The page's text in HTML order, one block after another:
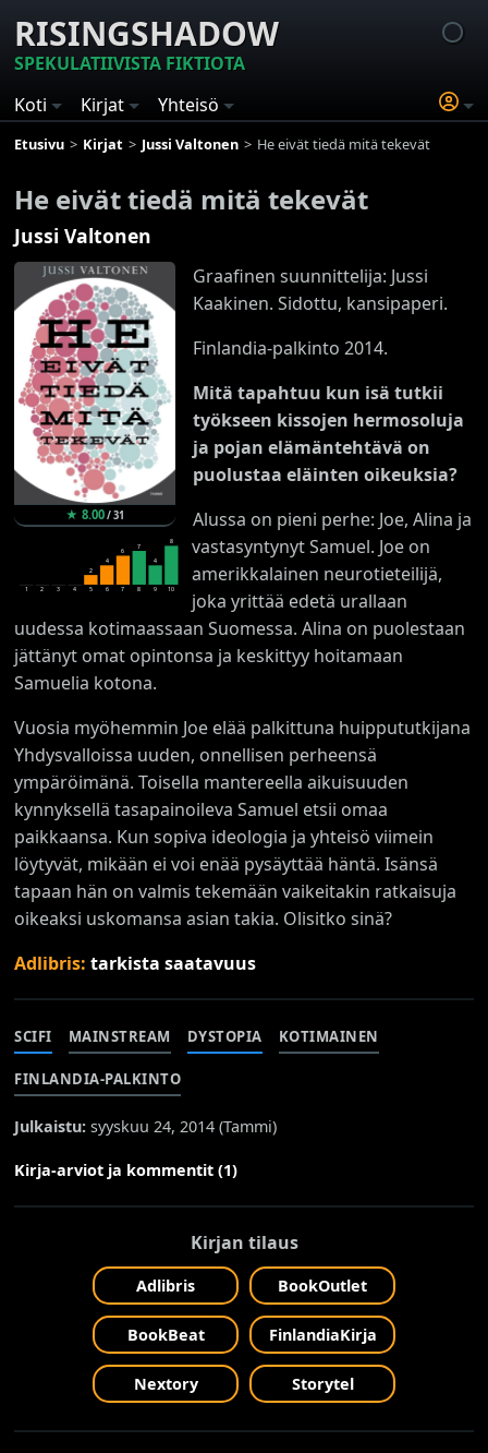
RISINGSHADOW
SPEKULATIIVISTA FIKTIOTA
Koti
Kirjat Yhteisö
Etusivu Kirjat Jussi Valtonen He eivät tiedä mitä tekevät
He eivät tiedä mitä tekevät
Jussi Valtonen
★8.00/31
1 2 3 4
2
5
4
6
6
7
7
8
4
9
8
10
Graafinen suunnittelija: Jussi
Kaakinen. Sidottu, kansipaperi.
Finlandia-palkinto 2014.
Mitä tapahtuu kun isä tutkii
työkseen kissojen hermosoluja
ja pojan elämäntehtävä on
puolustaa eläinten oikeuksia?
Alussa on pieni perhe: Joe, Alina ja
vastasyntynyt Samuel. Joe on
amerikkalainen neurotieteilijä,
joka yrittää edetä urallaan
uudessa kotimaassaan Suomessa. Alina on puolestaan
jättänyt omat opintonsa ja keskittyy hoitamaan
Samuelia kotona.
Vuosia myöhemmin Joe elää palkittuna huippututkijana
Yhdysvalloissa uuden, onnellisen perheensä
ympäröimänä. Toisella mantereella aikuisuuden
kynnyksellä tasapainoileva Samuel etsii omaa
paikkaansa. Kun sopiva ideologia ja yhteisö viimein
löytyvät, mikään ei voi enää pysäyttää häntä. Isänsä
tapaan hän on valmis tekemään vaikeitakin ratkaisuja
oikeaksi uskomansa asian takia. Olisitko sinä?
Adlibris:tarkista saatavuus
SCIFI MAINSTREAM DYSTOPIA KOTIMAINEN
FINLANDIA-PALKINTO
Julkaistu: syyskuu 24, 2014 (Tammi)
Kirja-arviot ja kommentit (1)
Kirjan tilaus
Adlibris BookOutlet
BookBeat FinlandiaKirja
Nextory Storytel